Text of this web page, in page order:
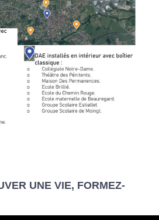
UNE VIE, FORMEZ-